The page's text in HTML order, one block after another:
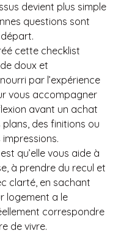
devient plus simple
questions sont
cette checklist
doux et
par l’expérience
vous accompagner
avant un achat
des finitions ou
qu’elle vous aide à
à prendre du recul et
clarté, en sachant
logement a le
correspondre
de vivre.